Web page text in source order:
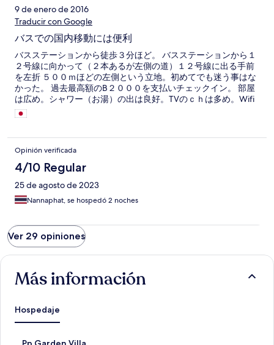
9 de enero de 2016
Traducir con Google
バスでの国内移動には便利
バスステーションから徒歩３分ほど。 バスステーションから１
２号線に向かって（２本あるが左側の道）１２号線に出る手前
を左折 ５００ｍほどの左側という立地。初めてでも迷う事はな
かった。 過去最高額のB２０００を支払いチェックイン。 部屋
は広め。シャワー（お湯）の出は良好。TVのｃｈは多め。Wifi
は問題なく繋がった。 食事する所はバスステーションの方に数
店。一・ニ泊なら、バス移動するなら利用価値あり。
Opinión verificada
4/10 Regular
25 de agosto de 2023
Nannaphat, se hospedó 2 noches
Ver 29 opiniones
Más información
Hospedaje
E